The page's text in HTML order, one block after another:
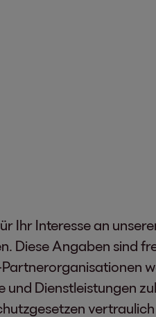
Ihr Interesse an
Diese Angaben sind
Dienstleistungen